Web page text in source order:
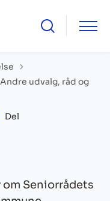
Tilbage til
Andre udvalg, råd og
Del
Seniorrådets